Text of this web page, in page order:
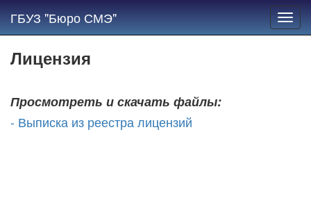
ГБУЗ "Бюро СМЭ"
Лицензия
Просмотреть и скачать файлы:
- Выписка из реестра лицензий